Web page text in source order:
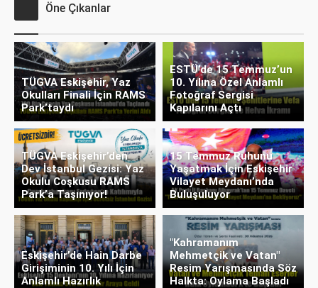
Öne Çıkanlar
TÜGVA Eskişehir, Yaz
Okulları Finali İçin RAMS
Park’taydı
ESTÜ’de 15 Temmuz’un
10. Yılına Özel Anlamlı
Fotoğraf Sergisi
Kapılarını Açtı
TÜGVA Eskişehir’den
Dev İstanbul Gezisi: Yaz
Okulu Coşkusu RAMS
Park’a Taşınıyor!
15 Temmuz Ruhunu
Yaşatmak İçin Eskişehir
Vilayet Meydanı’nda
Buluşuluyor
Eskişehir’de Hain Darbe
Girişiminin 10. Yılı İçin
Anlamlı Hazırlık
"Kahramanım
Mehmetçik ve Vatan"
Resim Yarışmasında Söz
Halkta: Oylama Başladı